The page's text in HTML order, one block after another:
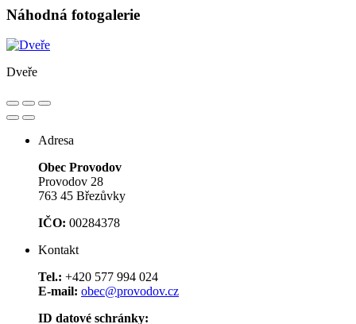
Náhodná fotogalerie
Dveře
Adresa
Obec Provodov
Provodov 28
763 45 Březůvky
IČO: 00284378
Kontakt
Tel.: +420 577 994 024
E-mail: obec@provodov.cz
ID datové schránky: